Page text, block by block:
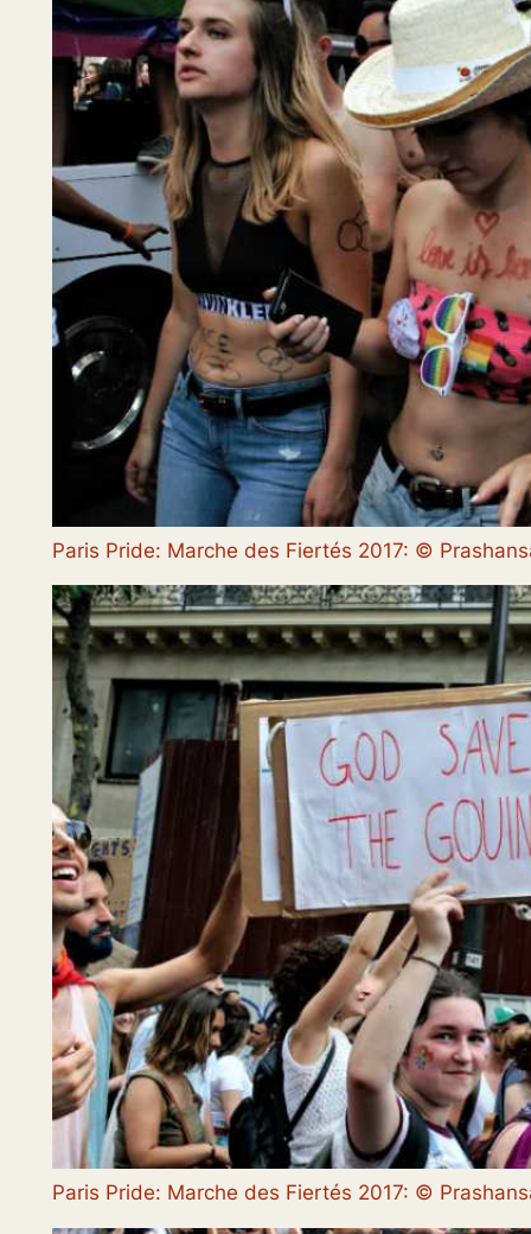
Paris Pride: Marche des Fiertés 2017: ©
Paris Pride: Marche des Fiertés 2017: ©